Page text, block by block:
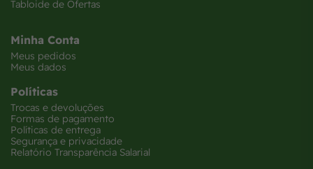
Tabloide de Ofertas
Minha Conta
Meus pedidos
Meus dados
Políticas
Trocas e devoluções
Formas de pagamento
Políticas de entrega
Segurança e privacidade
Relatório Transparência Salarial